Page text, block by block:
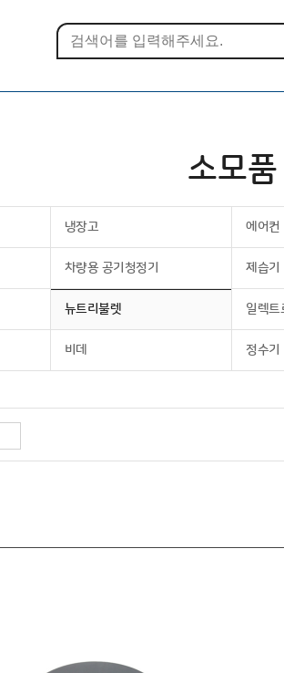
소모품
냉장고 에어컨
차량용 공기청정기 제습기
뉴트리불렛 일렉트
비데 정수기